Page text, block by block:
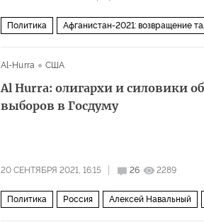
Политика Афганистан-2021: возвращение
Al-Hurra США
Al Hurra: олигархи и силовики
выборов в Госдуму
20 СЕНТЯБРЯ 2021, 16:15 26 2289
Политика Россия Алексей Навальный